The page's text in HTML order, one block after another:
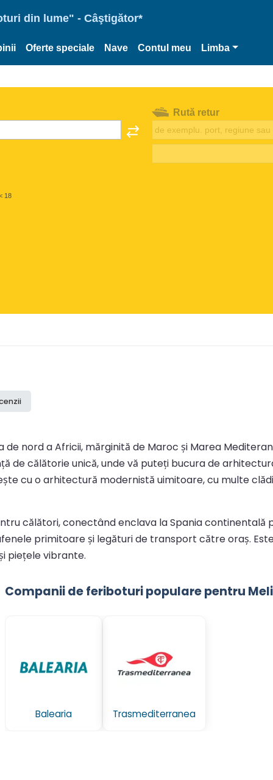
din lume" - Câştigător*
Oferte speciale Nave Contul meu Limba
18
Rută retur
nord a Africii, mărginită de Maroc și Marea
de călătorie unică, unde vă puteți bucura de
cu o arhitectură modernistă uimitoare, cu multe
călători, conectând enclava la Spania continentală
primitoare și legături de transport către oraș.
piețele vibrante.
Companii de feriboturi populare pentru
Balearia Trasmediterranea